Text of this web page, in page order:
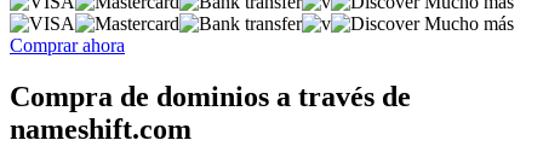
Mucho más
Comprar ahora
Compra de dominios a través de
nameshift.com